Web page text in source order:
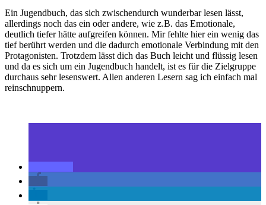
Ein Jugendbuch, das sich zwischendurch wunderbar lesen lässt,
allerdings noch das ein oder andere, wie z.B. das Emotionale,
deutlich tiefer hätte aufgreifen können. Mir fehlte hier ein wenig das
tief berührt werden und die dadurch emotionale Verbindung mit den
Protagonisten. Trotzdem lässt dich das Buch leicht und flüssig lesen
und da es sich um ein Jugendbuch handelt, ist es für die Zielgruppe
durchaus sehr lesenswert. Allen anderen Lesern sag ich einfach mal
reinschnuppern.